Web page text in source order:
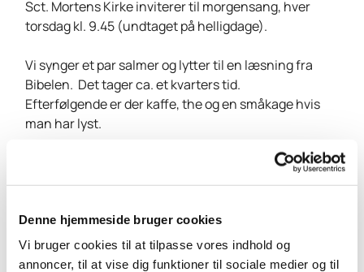
Denne hjemmeside bruger cookies
Vi bruger cookies til at tilpasse vores indhold og
annoncer, til at vise dig funktioner til sociale medier og til
Sct. Mortens Kirke inviterer til morgensang, hver
torsdag kl. 9.45 (undtaget på helligdage).
Vi synger et par salmer og lytter til en læsning fra
Bibelen. Det tager ca. et kvarters tid.
Efterfølgende er der kaffe, the og en småkage hvis
man har lyst.